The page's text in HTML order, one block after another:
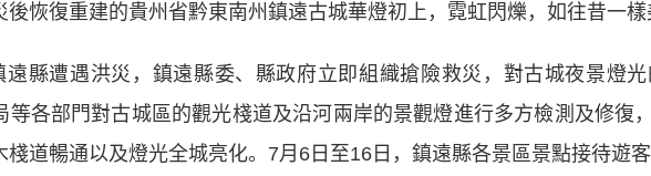
復重建的貴州省黔東南州鎮遠古城華燈初上，霓虹閃爍，如往昔一樣
遭遇洪災，鎮遠縣委、縣政府立即組織搶險救災，對古城夜景燈光
等各部門對古城區的觀光棧道及沿河兩岸的景觀燈進行多方檢測及修復
棧道暢通以及燈光全城亮化。7月6日至16日，鎮遠縣各景區景點接待遊